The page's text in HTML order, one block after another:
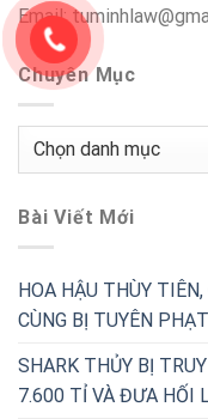
Email:
Chuyên Mục
Chuyên
Bài Viết Mới
HOA HẬU THÙY TIÊN,
CÙNG BỊ TUYÊN
SHARK THỦY BỊ
7.600 TỈ VÀ ĐƯA HỐI